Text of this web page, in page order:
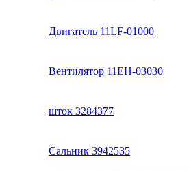
Двигатель 11LF-01000
Вентилятор 11EH-03030
шток 3284377
Сальник 3942535